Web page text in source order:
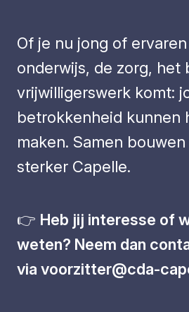
Of je nu jong of
onderwijs, de zorg, het
vrijwilligerswerk komt:
betrokkenheid kunnen
maken. Samen
sterker Capelle.
👉 Heb jij interesse of
weten? Neem dan
via voorzitter@cda-